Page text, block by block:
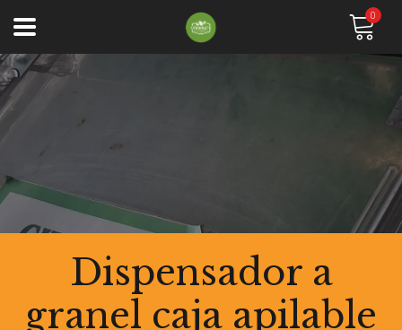
0
Dispensador a
granel caja apilable